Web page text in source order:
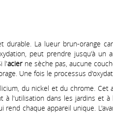
durable. La lueur brun-orange
peut prendre jusqu'à
l'acierne sèche pas, aucune
Une fois le processus
du nickel et du chrome. Cet
l'utilisation dans les jardins et
chaque appareil unique.